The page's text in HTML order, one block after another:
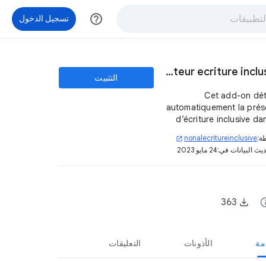
help_outline تسجيل الدخول
Detecteur ecriture inclusive
Cet add-on
automatiquement la
d’écriture inclusive
nonalecritureinclusive
open_in_new
البيانات في:24 مايو 2023
التثبيت
363
الأذونات التعليقات